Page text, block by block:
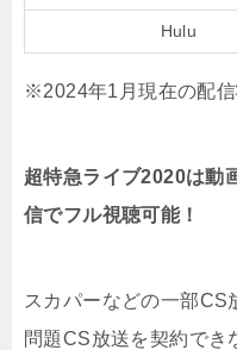
Hulu
※2024年1月現在の配
超特急ライブ2020は動
信でフル視聴可能！
スカパーなどの一部CS
問題CS放送を契約でき